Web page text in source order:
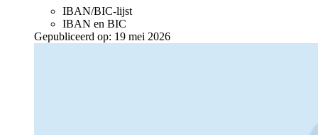
IBAN/BIC-lijst
IBAN en BIC
Gepubliceerd op: 19 mei 2026